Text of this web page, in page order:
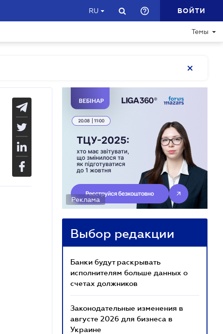
RU ВОЙТИ
Темы
Реклама
Выбор редакции
Банки будут раскрывать
исполнителям больше данных о
счетах должников
Законодательные изменения в
августе 2026 для бизнеса в
Украине